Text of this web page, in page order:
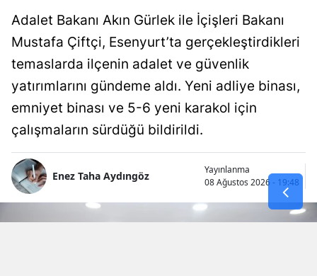
Adalet Bakanı Akın Gürlek ile İçişleri Bakanı
Mustafa Çiftçi, Esenyurt’ta gerçekleştirdikleri
temaslarda ilçenin adalet ve güvenlik
yatırımlarını gündeme aldı. Yeni adliye binası,
emniyet binası ve 5-6 yeni karakol için
çalışmaların sürdüğü bildirildi.
Enez Taha Aydıngöz
Yayınlanma
08 Ağustos 2026 - 19:48